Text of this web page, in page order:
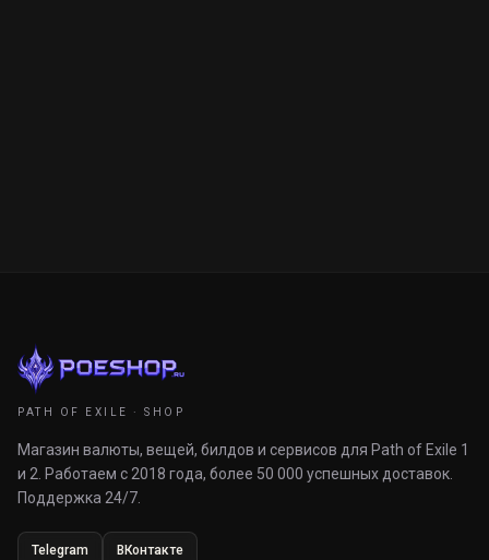
PATH OF EXILE · SHOP
Магазин валюты, вещей, билдов и сервисов для Path of Exile 1
и 2. Работаем с 2018 года, более 50 000 успешных доставок.
Поддержка 24/7.
Telegram ВКонтакте